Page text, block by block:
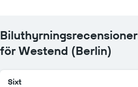
för Westend (Berlin)
Sixt